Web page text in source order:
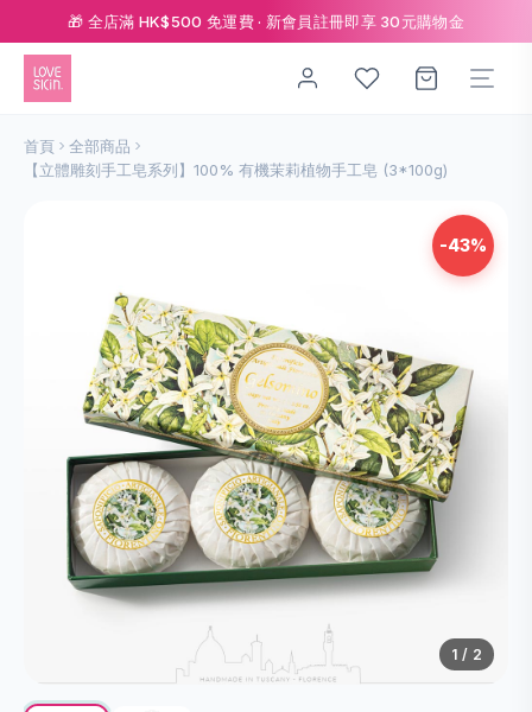
🎁 全店滿 HK$500 免運費 · 新會員註冊即享 30元購物金
首頁
全部商品
【立體雕刻手工皂系列】100% 有機茉莉植物手工皂 (3*100g)
-43%
1 / 2